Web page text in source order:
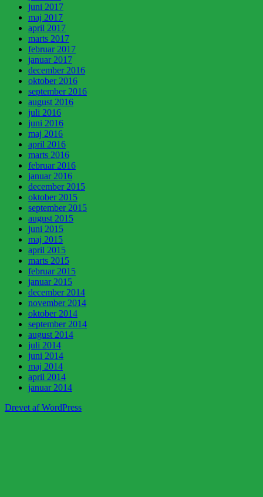
juni 2017
maj 2017
april 2017
marts 2017
februar 2017
januar 2017
december 2016
oktober 2016
september 2016
august 2016
juli 2016
juni 2016
maj 2016
april 2016
marts 2016
februar 2016
januar 2016
december 2015
oktober 2015
september 2015
august 2015
juni 2015
maj 2015
april 2015
marts 2015
februar 2015
januar 2015
december 2014
november 2014
oktober 2014
september 2014
august 2014
juli 2014
juni 2014
maj 2014
april 2014
januar 2014
Drevet af WordPress